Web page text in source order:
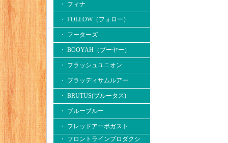
・ フィナ
・ FOLLOW（フォロー）
・ フーターズ
・ BOOYAH（ブーヤー）
・ フラッシュユニオン
・ ブラッディサムルアー
・ BRUTUS(ブルータス)
・ ブルーブルー
・ フレッドアーボガスト
・ フロントラインプロダクシ